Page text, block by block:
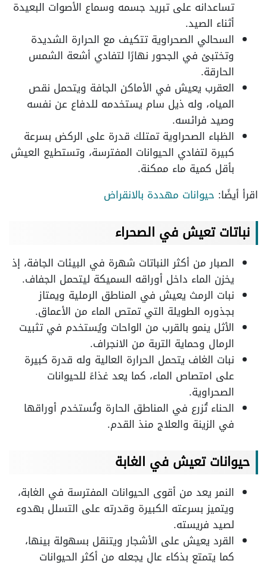
تساعدانه على تبريد جسمه وسماع الأصوات البعيدة
أثناء الصيد.
السحالي الصحراوية تتكيف مع الحرارة الشديدة
وتختبئ في الجحور نهارًا لتفادي أشعة الشمس
الحارقة.
العقرب يعيش في الأماكن الجافة ويتحمل نقص
المياه، وله ذيل سام يستخدمه للدفاع عن نفسه
وصيد فرائسه.
الظباء الصحراوية تمتلك قدرة على الركض بسرعة
كبيرة لتفادي الحيوانات المفترسة، وتستطيع العيش
بأقل كمية ماء ممكنة.
اقرأ أيضًا: حيوانات مهددة بالانقراض
نباتات تعيش في الصحراء
الصبار من أكثر النباتات شهرة في البيئات الجافة، إذ
يخزن الماء داخل أوراقه السميكة ليتحمل الجفاف.
نبات الرمث يعيش في المناطق الرملية ويمتاز
بجذوره الطويلة التي تمتص الماء من الأعماق.
الأثل ينمو بالقرب من الواحات ويُستخدم في تثبيت
الرمال وحماية التربة من الانجراف.
نبات الغاف يتحمل الحرارة العالية وله قدرة كبيرة
على امتصاص الماء، كما يعد غذاءً للحيوانات
الصحراوية.
الحناء تُزرع في المناطق الحارة وتُستخدم أوراقها
في الزينة والعلاج منذ القدم.
حيوانات تعيش في الغابة
النمر يعد من أقوى الحيوانات المفترسة في الغابة،
ويتميز بسرعته الكبيرة وقدرته على التسلل بهدوء
لصيد فريسته.
القرد يعيش على الأشجار ويتنقل بسهولة بينها،
كما يتمتع بذكاء عالٍ يجعله من أكثر الحيوانات